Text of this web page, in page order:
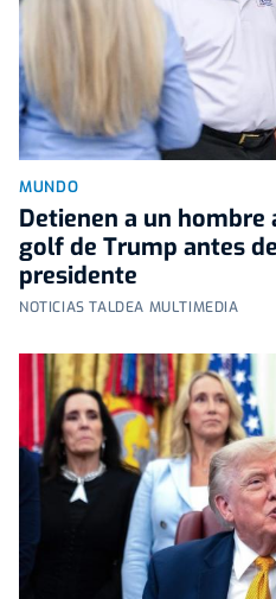
MUNDO
Detienen a un hombre
golf de Trump antes
presidente
NOTICIAS TALDEA MULTIMEDIA